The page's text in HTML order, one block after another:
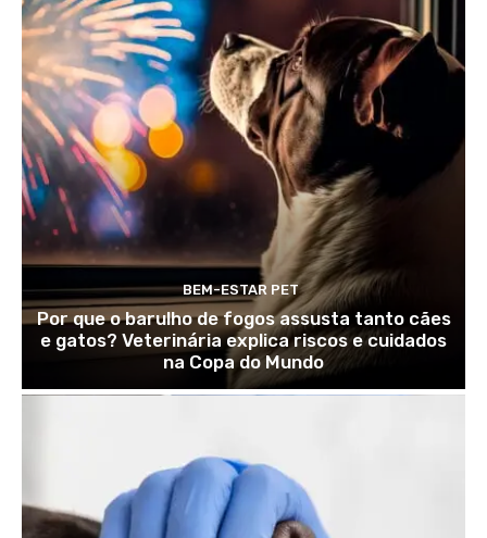
BEM-ESTAR PET
Por que o barulho de fogos assusta tanto cães
e gatos? Veterinária explica riscos e cuidados
na Copa do Mundo